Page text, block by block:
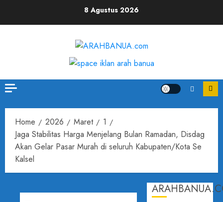
8 Agustus 2026
Home 2026 Maret
1
Jaga Stabilitas Harga Menjelang Bulan Ramadan, Disdag
Akan Gelar Pasar Murah di seluruh Kabupaten/Kota Se
Kalsel